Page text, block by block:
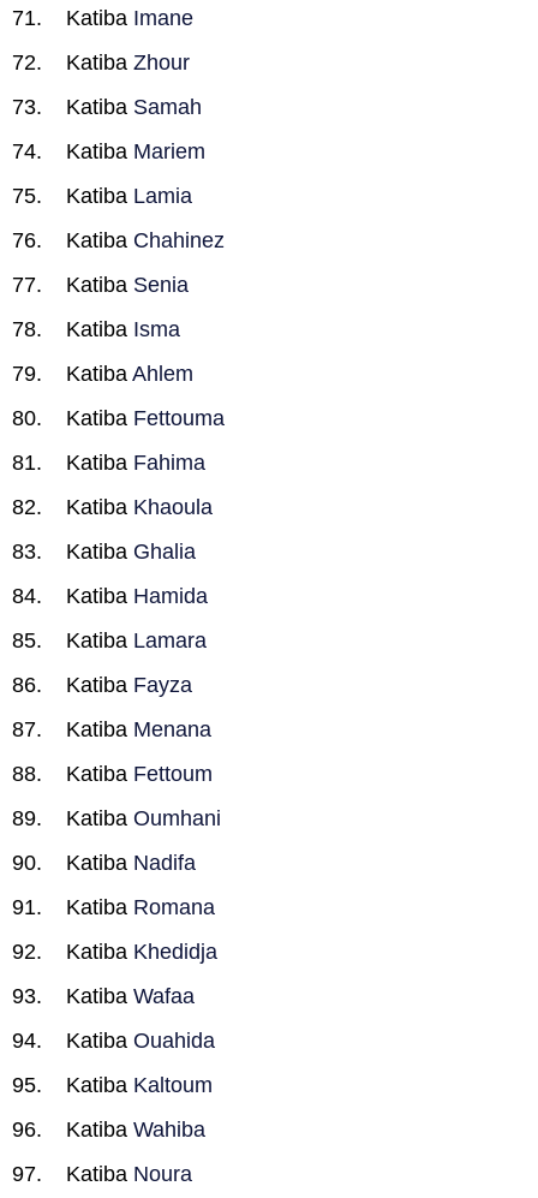
Katiba Imane
Katiba Zhour
Katiba Samah
Katiba Mariem
Katiba Lamia
Katiba Chahinez
Katiba Senia
Katiba Isma
Katiba Ahlem
Katiba Fettouma
Katiba Fahima
Katiba Khaoula
Katiba Ghalia
Katiba Hamida
Katiba Lamara
Katiba Fayza
Katiba Menana
Katiba Fettoum
Katiba Oumhani
Katiba Nadifa
Katiba Romana
Katiba Khedidja
Katiba Wafaa
Katiba Ouahida
Katiba Kaltoum
Katiba Wahiba
Katiba Noura